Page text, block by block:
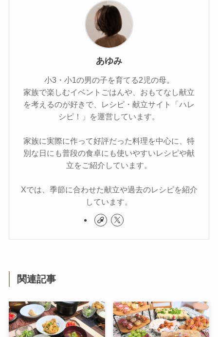
あゆみ
小3・小1の男の子を育てる2児の母。
家族で楽しむイベントごはんや、おもてなし献立
を考えるのが好きで、レシピ・献立サイト「ハレ
シピ！」を運営しています。
家族に実際に作って好評だった料理を中心に、特
別な日にも普段の食卓にも使いやすいレシピや献
立をご紹介しています。
Xでは、季節に合わせた献立や過去のレシピを紹介
しています。
関連記事